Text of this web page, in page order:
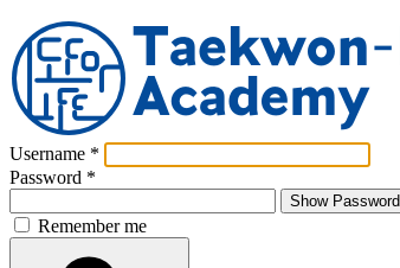
Username *
Password *
Show Password
Remember me